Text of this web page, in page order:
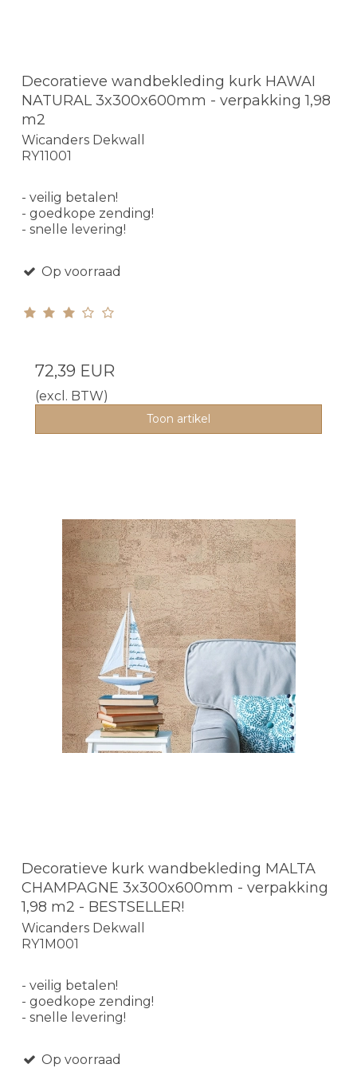
Decoratieve wandbekleding kurk HAWAI
NATURAL 3x300x600mm - verpakking 1,98
m2
Wicanders Dekwall
RY11001
- veilig betalen!
- goedkope zending!
- snelle levering!
Op voorraad
72,39 EUR
(excl. BTW)
Toon artikel
Decoratieve kurk wandbekleding MALTA
CHAMPAGNE 3x300x600mm - verpakking
1,98 m2 - BESTSELLER!
Wicanders Dekwall
RY1M001
- veilig betalen!
- goedkope zending!
- snelle levering!
Op voorraad